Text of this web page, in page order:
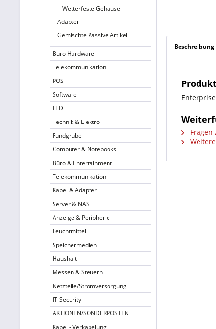
Wetterfeste Gehäuse
Adapter
Gemischte Passive Artikel
Büro Hardware
Telekommunikation
POS
Software
LED
Technik & Elektro
Fundgrube
Computer & Notebooks
Büro & Entertainment
Telekommunikation
Kabel & Adapter
Server & NAS
Anzeige & Peripherie
Leuchtmittel
Speichermedien
Haushalt
Messen & Steuern
Netzteile/Stromversorgung
IT-Security
AKTIONEN/SONDERPOSTEN
Kabel - Verkabelung
Beschreibung
Fragen